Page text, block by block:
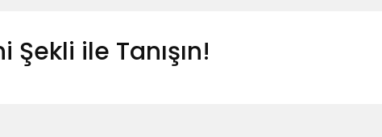
Şekli ile Tanışın!